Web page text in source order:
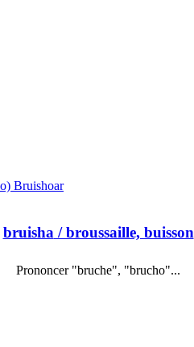
Bruishoar
bruisha / broussaille, buisson
Prononcer "bruche", "brucho"...